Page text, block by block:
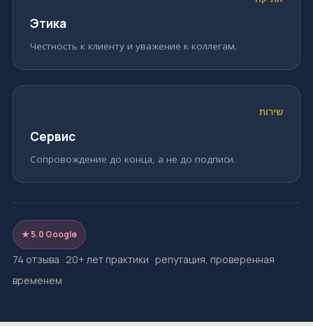
Этика
Честность к клиенту и уважение к коллегам.
שירות
Сервис
Сопровождение до конца, а не до подписи.
★ 5.0 Google
74 отзыва · 20+ лет практики · репутация, проверенная
временем